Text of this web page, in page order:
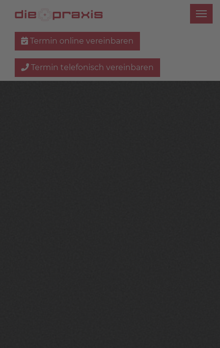
Termin online vereinbaren
Termin telefonisch vereinbaren